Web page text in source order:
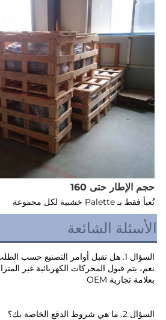
حجم الإطار حتى 160
تُعبأ فقط بـ Palette خشبية لكل مجموعة
الأسئلة الشائعة
السؤال 1. هل تقبل أوامر التصنيع حسب الطلب؟
بعلامة تجارية OEM
السؤال 2. ما هي شروط الدفع الخاصة بك؟